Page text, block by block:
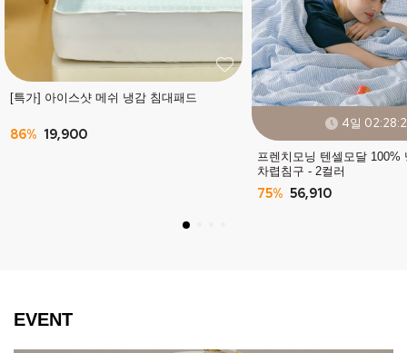
[특가] 아이스샷 메쉬 냉감 침대패드
86% 19,900
4일
프렌치모닝 텐셀모달 100%
차렵침구 - 2컬러
75% 56,910
EVENT